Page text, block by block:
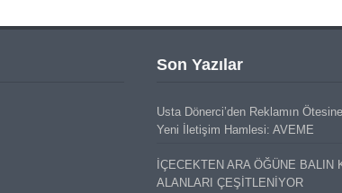
Son Yazılar
Usta Dönerci’den Reklamın
Yeni İletişim Hamlesi: AVEME
İÇECEKTEN ARA ÖĞÜNE BALIN
ALANLARI ÇEŞİTLENİYOR